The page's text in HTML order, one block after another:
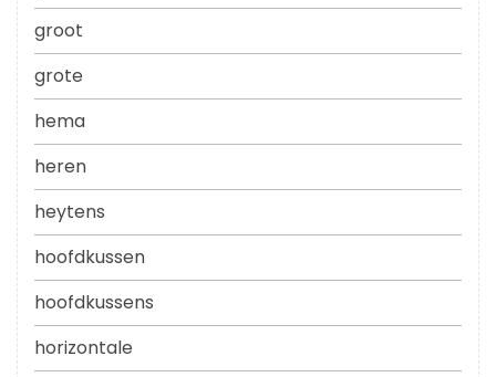
groot
grote
hema
heren
heytens
hoofdkussen
hoofdkussens
horizontale